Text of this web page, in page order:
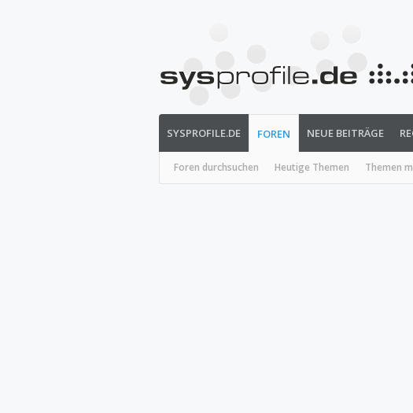
SYSPROFILE.DE FOREN
Foren durchsuchen Heutige Themen Themen
NEUE BEITRÄGE